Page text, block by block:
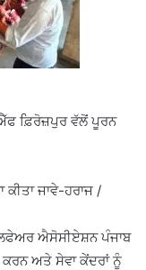
ਫ਼ਿਰੋਜ਼ਪੁਰ ਵੱਲੋਂ ਪੂਰਨ
ਕੀਤਾ ਜਾਵੇ-ਹਰਾਜ /
ਐਸੋਸੀਏਸ਼ਨ ਪੰਜਾਬ
ਕਰਨ ਅਤੇ ਸੇਵਾ ਕੇਂਦਰਾਂ ਨੂੰ